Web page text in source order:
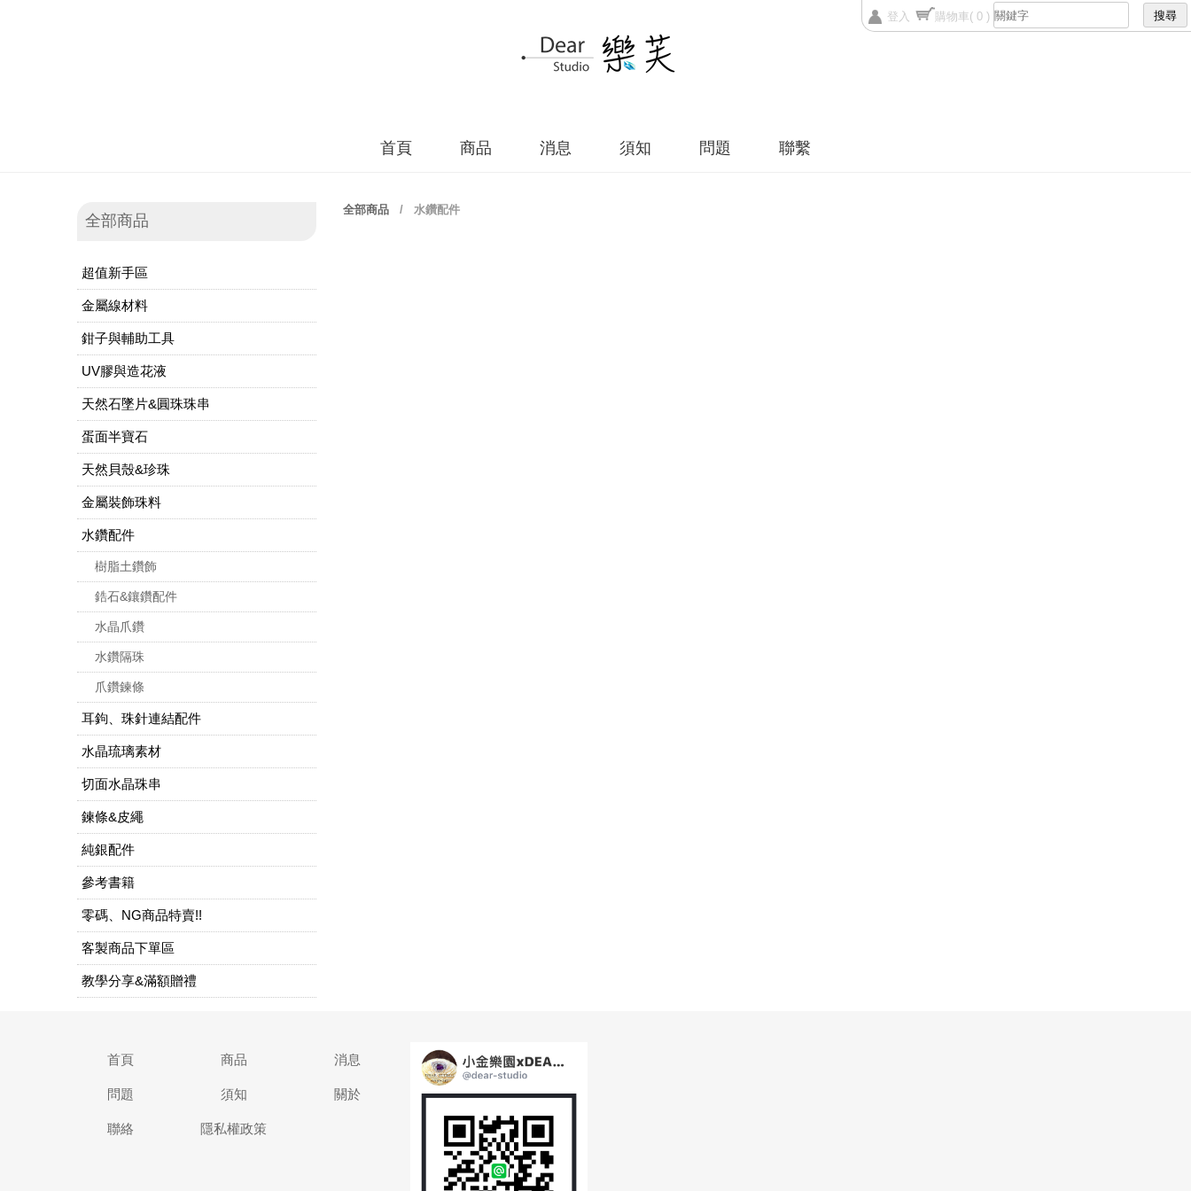
登入 購物車( 0 )
首頁 商品 消息 須知 問題 聯繫
全部商品
超值新手區
金屬線材料
鉗子與輔助工具
UV膠與造花液
天然石墜片&圓珠珠串
蛋面半寶石
天然貝殼&珍珠
金屬裝飾珠料
水鑽配件
樹脂土鑽飾
鋯石&鑲鑽配件
水晶爪鑽
水鑽隔珠
爪鑽鍊條
耳鉤、珠針連結配件
水晶琉璃素材
切面水晶珠串
鍊條&皮繩
純銀配件
參考書籍
零碼、NG商品特賣!!
客製商品下單區
教學分享&滿額贈禮
全部商品 / 水鑽配件
首頁 商品 消息
問題 須知 關於
聯絡 隱私權政策